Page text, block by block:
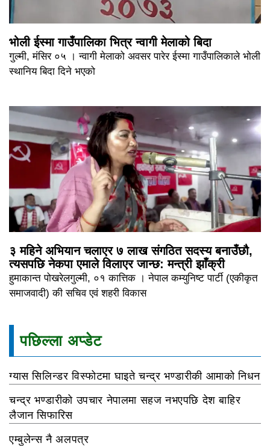
भोली ईस्मा गाउँपालिका भित्र न्वागी मेलाको बिदा
गुल्मी, मंसिर ०५ । न्वागी मेलाको अवसर पारेर ईस्मा गाउँपालिकाले भोली
स्थानिय बिदा दिने भएको
३ महिने अभियान चलाएर ७ लाख संगठित सदस्य बनाउँछौ,
त्यसपछि नेकपा एमाले विलाएर जान्छ: मन्त्री झाँक्री
हुमाकान्त पोखरेलगुल्मी, ०१ कात्तिक । नेपाल कम्युनिष्ट पार्टी (एकीकृत
समाजवादी) की सचिव एवं शहरी विकास
पछिल्ला अप्डेट
ग्यास सिलिन्डर विस्फोटमा घाइते चन्द्र भण्डारीकी आमाको निधन
चन्द्र भण्डारीको उपचार नेपालमा सहज नभएपछि देश बाहिर
लैजान सिफारिस
एम्बुलेन्स नै अलपत्र